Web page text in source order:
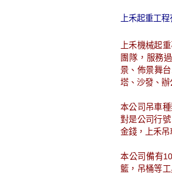
上禾起重工
上禾機械起
團隊，服務
景、佈景舞
塔、沙發、
本公司吊車
對是公司行
金錢，上禾
本公司備有
籃，吊桶等